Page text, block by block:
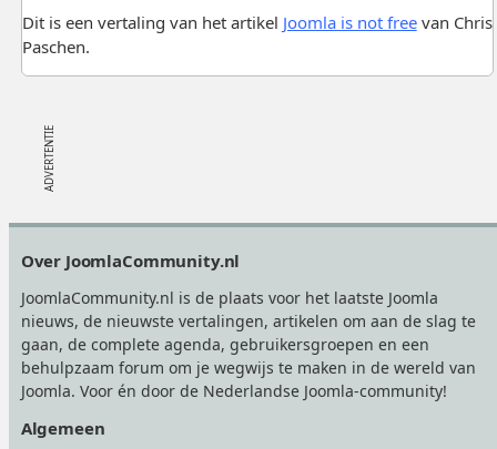
Dit is een vertaling van het artikel Joomla is not freevan Chris
Paschen.
Over JoomlaCommunity.nl
JoomlaCommunity.nl is de plaats voor het laatste Joomla
nieuws, de nieuwste vertalingen, artikelen om aan de slag te
gaan, de complete agenda, gebruikersgroepen en een
behulpzaam forum om je wegwijs te maken in de wereld van
Joomla. Voor én door de Nederlandse Joomla-community!
Algemeen